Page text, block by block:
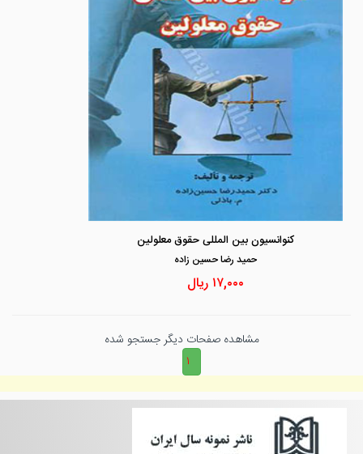
کنوانسیون بین المللی حقوق معلولین
حميد رضا حسين زاده
۱۷,۰۰۰ ریال
مشاهده صفحات دیگر جستجو شده
۱